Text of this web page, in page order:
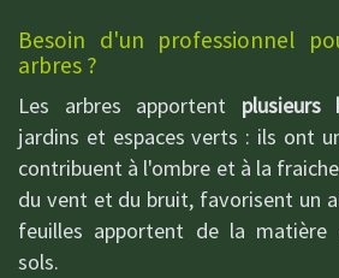
Besoin d'un professionnel
arbres ?
Les arbres apportent plusieurs
jardins et espaces verts : ils ont
contribuent à l'ombre et à la
du vent et du bruit, favorisent un
feuilles apportent de la matière
sols.